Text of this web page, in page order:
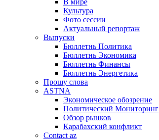
В мире
Культура
Фото сессии
Актуальный репортаж
Выпуски
Бюллетнь Политика
Бюллетнь Экономика
Бюллетнь Финансы
Бюллетнь Энергетика
Прошу слова
ASTNA
Экономическое обозрение
Политический Мониторинг
Обзор рынков
Карабахский конфликт
Contact az